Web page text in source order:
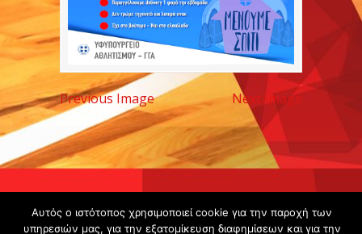
Previous Image Next Image
Copyright ©
Αυτός ο ιστότοπος χρησιμοποιεί cookie για την παροχή των
υπηρεσιών μας, για την εξατομίκευση διαφημίσεων και για την